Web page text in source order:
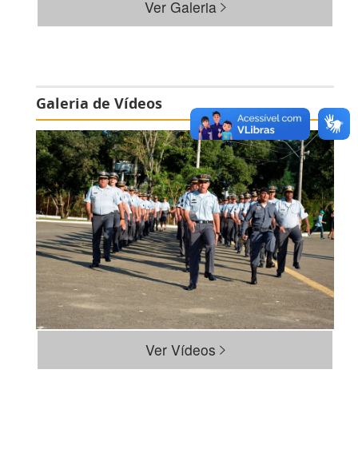
Ver Galeria
Galeria de Vídeos
Ver Vídeos